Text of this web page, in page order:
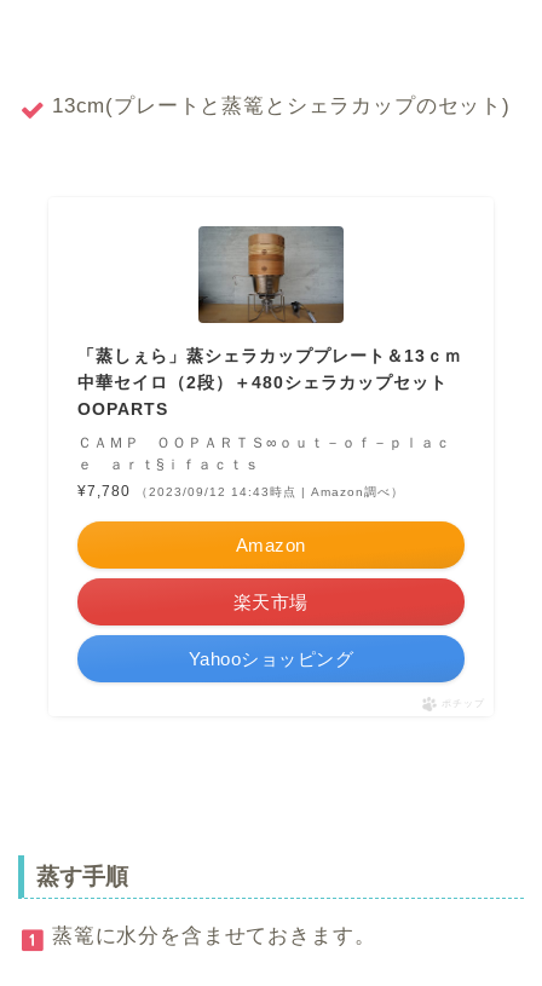
13cm(プレートと蒸篭とシェラカップのセット)
「蒸しぇら」蒸シェラカッププレート＆13ｃｍ
中華セイロ（2段）＋480シェラカップセット
OOPARTS
ＣＡＭＰ ＯＯＰＡＲＴＳ∞ｏｕｔ－ｏｆ－ｐｌａｃ
ｅ ａｒｔ§ｉｆａｃｔｓ
¥7,780
（2023/09/12 14:43時点 | Amazon調べ）
Amazon
楽天市場
Yahooショッピング
ポチップ
蒸す手順
蒸篭に水分を含ませておきます。